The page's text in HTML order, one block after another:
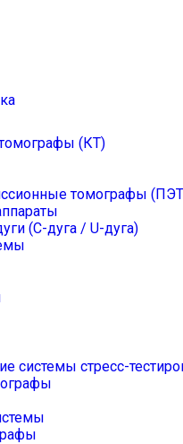
(КТ)
томографы
(С-дуга / U-дуга)
системы стресс-